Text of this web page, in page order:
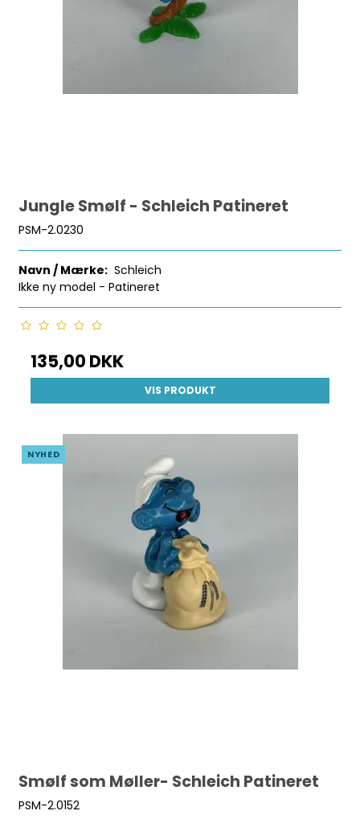
Jungle Smølf - Schleich Patineret
PSM-2.0230
Navn / Mærke: Schleich
Ikke ny model - Patineret
135,00 DKK
VIS PRODUKT
NYHED
Smølf som Møller- Schleich Patineret
PSM-2.0152